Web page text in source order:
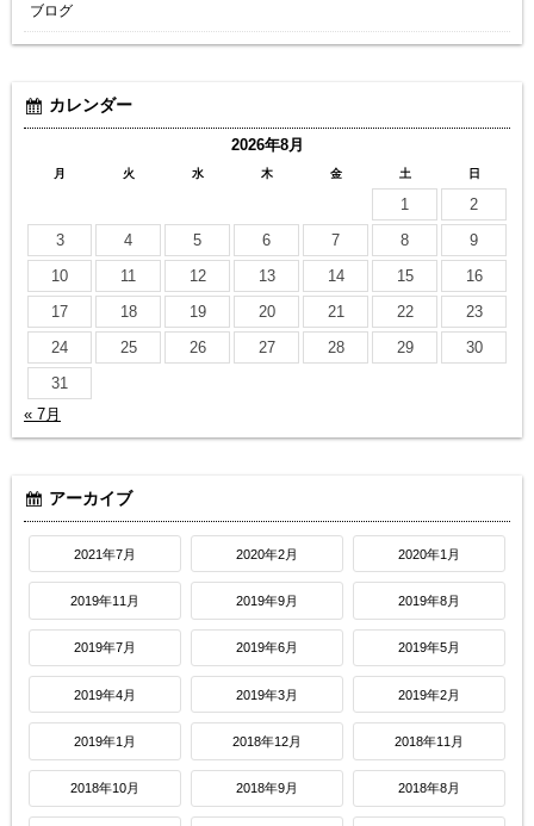
ブログ
カレンダー
2026年8月
月 火 水 木 金 土 日
1
2
3
4 5 6 7 8
9
10
11 12 13 14 15
16
17
18 19 20 21 22
23
24
25 26 27 28 29
30
31
« 7月
アーカイブ
2021年7月 2020年2月 2020年1月
2019年11月 2019年9月 2019年8月
2019年7月 2019年6月 2019年5月
2019年4月 2019年3月 2019年2月
2019年1月 2018年12月 2018年11月
2018年10月 2018年9月 2018年8月